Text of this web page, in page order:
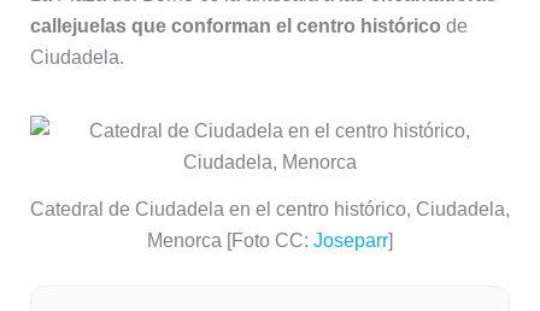
callejuelas que conforman el centro histórico de
Ciudadela.
Catedral de Ciudadela en el centro histórico, Ciudadela,
Menorca [Foto CC: Joseparr]